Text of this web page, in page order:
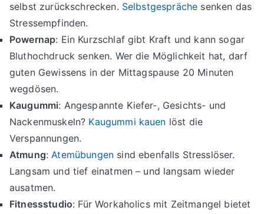
selbst zurückschrecken. Selbstgespräche senken das
Stressempfinden.
Powernap: Ein Kurzschlaf gibt Kraft und kann sogar
Bluthochdruck senken. Wer die Möglichkeit hat, darf
guten Gewissens in der Mittagspause 20 Minuten
wegdösen.
Kaugummi: Angespannte Kiefer-, Gesichts- und
Nackenmuskeln? Kaugummi kauen löst die
Verspannungen.
Atmung:Atemübungen sind ebenfalls Stresslöser.
Langsam und tief einatmen – und langsam wieder
ausatmen.
Fitnessstudio: Für Workaholics mit Zeitmangel bietet